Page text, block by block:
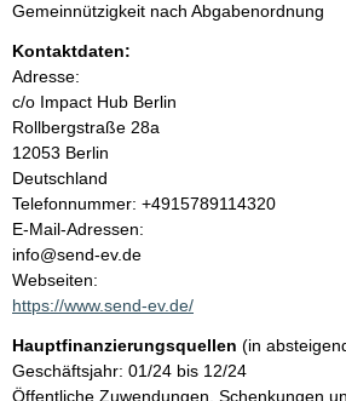
n
h
a
l
t
Gemeinnützigkeit nach Abgabenordnung
Kontaktdaten:
Adresse:
c/o Impact Hub Berlin
Rollbergstraße 28a
12053 Berlin
Deutschland
K
o
n
t
a
t
i
Telefonnummer: +4915789114320
E-Mail-Adressen:
info@send-ev.de
Webseiten:
https://www.send-ev.de/
Hauptfinanzierungsquellen (in
Geschäftsjahr: 01/24 bis 12/24
Öffentliche Zuwendungen, Schenkungen